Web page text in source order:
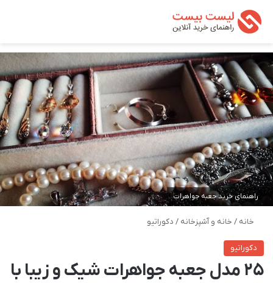
راهنمای خرید جعبه جواهرات
خانه / خانه و آشپزخانه / دکوراتیو
دکوراتیو
25 مدل جعبه جواهرات شیک و زیبا با